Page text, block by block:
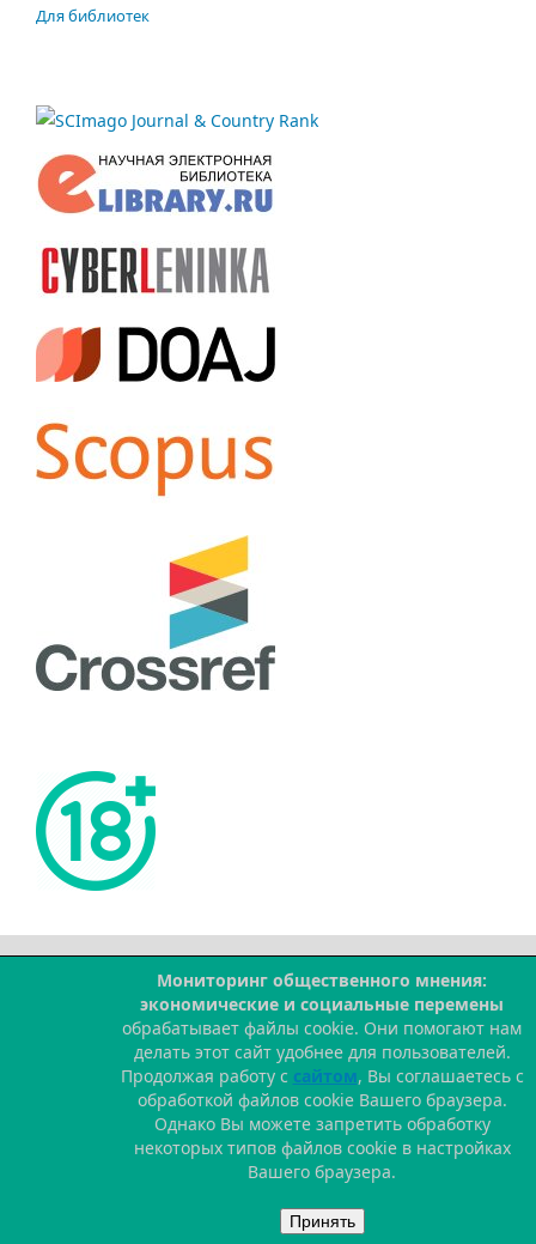
Для библиотек
Мониторинг общественного мнения:
экономические и социальные перемены
обрабатывает файлы cookie. Они помогают нам
делать этот сайт удобнее для пользователей.
Продолжая работу с сайтом, Вы соглашаетесь с
обработкой файлов cookie Вашего браузера.
Однако Вы можете запретить обработку
некоторых типов файлов cookie в настройках
Вашего браузера.
Принять